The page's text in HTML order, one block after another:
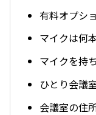
有料オプシ
マイクは何
マイクを持
ひとり会議
会議室の住